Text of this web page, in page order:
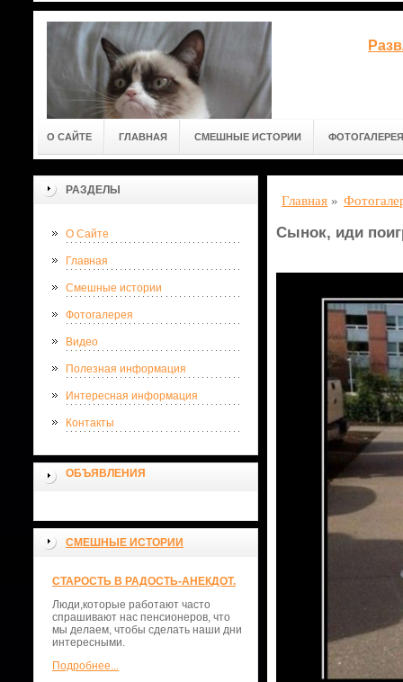
О САЙТЕ ГЛАВНАЯ СМЕШНЫЕ ИСТОРИИ ФОТОГАЛЕРЕЯ
РАЗДЕЛЫ
О Сайте
Главная
Смешные истории
Фотогалерея
Видео
Полезная информация
Интересная информация
Контакты
ОБЪЯВЛЕНИЯ
СМЕШНЫЕ ИСТОРИИ
СТАРОСТЬ В РАДОСТЬ-АНЕКДОТ.
Люди,которые работают часто
спрашивают нас пенсионеров, что
мы делаем, чтобы сделать наши дни
интересными.
Подробнее...
Главная »
Сынок, иди